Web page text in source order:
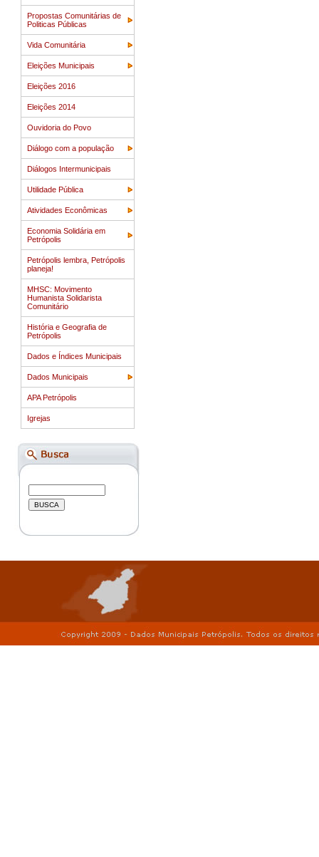
Propostas Comunitárias de
Politicas Públicas
Vida Comunitária
Eleições Municipais
Eleições 2016
Eleições 2014
Ouvidoria do Povo
Diálogo com a população
Diálogos Intermunicipais
Utilidade Pública
Atividades Econômicas
Economia Solidária em
Petrópolis
Petrópolis lembra, Petrópolis
planeja!
MHSC: Movimento
Humanista Solidarista
Comunitário
História e Geografia de
Petrópolis
Dados e Índices Municipais
Dados Municipais
APA Petrópolis
Igrejas